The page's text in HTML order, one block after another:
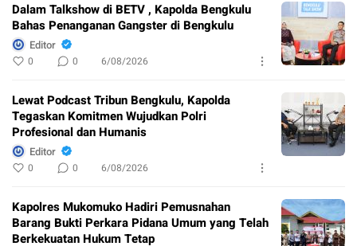
Dalam Talkshow di BETV , Kapolda Bengkulu
Bahas Penanganan Gangster di Bengkulu
Editor
0 0 6/08/2026
Lewat Podcast Tribun Bengkulu, Kapolda
Tegaskan Komitmen Wujudkan Polri
Profesional dan Humanis
Editor
0 0 6/08/2026
Kapolres Mukomuko Hadiri Pemusnahan
Barang Bukti Perkara Pidana Umum yang Telah
Berkekuatan Hukum Tetap